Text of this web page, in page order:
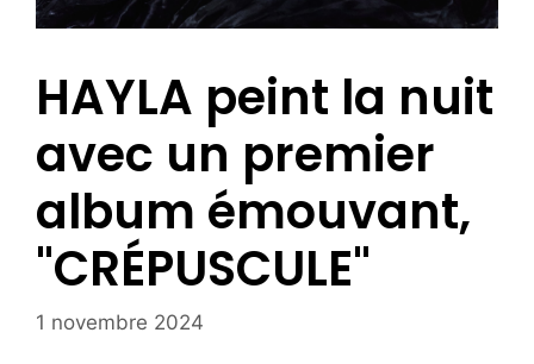
HAYLA peint la nuit
avec un premier
album émouvant,
"CRÉPUSCULE"
1 novembre 2024